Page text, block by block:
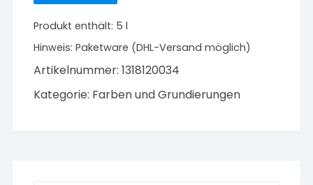
Latex-
Innenfarbe
weiß
l
Produkt enthält: 5l
Hinweis:Paketware (DHL-Versand möglich)
Artikelnummer:1318120034
Kategorie: Farben und Grundierungen